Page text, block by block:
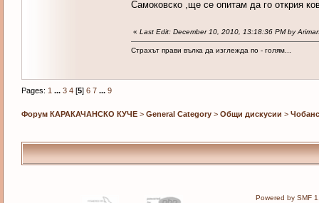
Самоковско ,ще се опитам да го открия
« Last Edit: December 10, 2010, 13:18:36 PM by
Страхът прави вълка да изглежда по - голям...
Pages: 1 ... 3 4[5] 6 7 ... 9
Форум КАРАКАЧАНСКО КУЧЕ> General Category> Общи дискусии >
Powered by SMF